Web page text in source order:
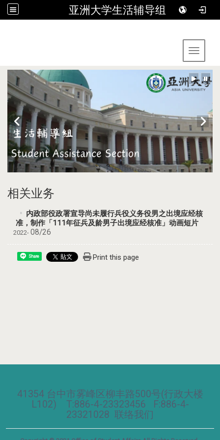
亚洲大学生活辅导组
Toggle
相关业务
内政部役政署宣导尚未履行兵役义务役男之出境应经核
准，制作「111年征兵及龄男子出境应经核准」动画短片
2022- 08/26
Share Print this page
41354 台中市雾峰区柳丰路500号(行政大楼
L102) T:886-4-23323456 F:886-4-
23321028 联络我们